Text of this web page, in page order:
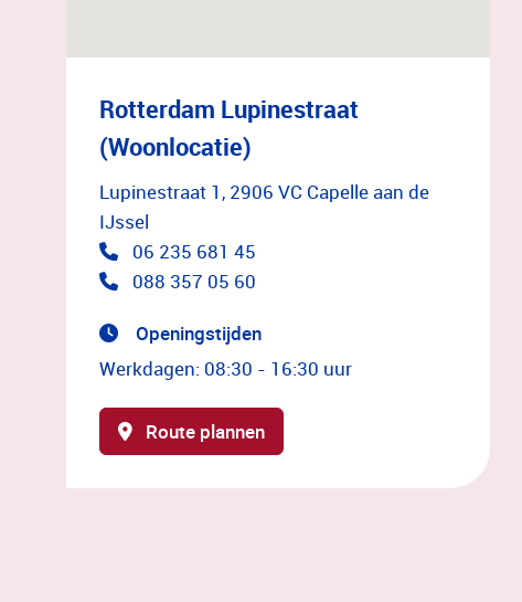
Rotterdam Lupinestraat
(Woonlocatie)
Lupinestraat 1, 2906 VC Capelle aan de
IJssel
06 235 681 45
088 357 05 60
Openingstijden
Werkdagen: 08:30 - 16:30 uur
Route plannen